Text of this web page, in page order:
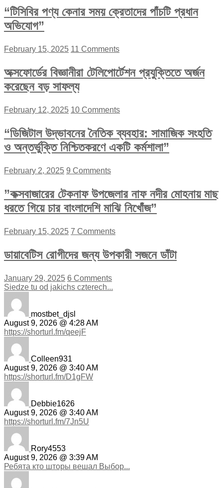
“টিসিবির পণ্য কেনার সময় ক্রেতাদের পাঁচটি প্রধান
অভিযোগ”
February 15, 2025 11 Comments
অক্সফোর্ডের বিজ্ঞানীরা টেলিপোর্টেশন প্রযুক্তিতে অর্জন
করেছেন বড় সাফল্য
February 12, 2025 10 Comments
“ডিজিটাল উদ্ভাবনের নৈতিক ব্যবহার: সামাজিক সংহতি
ও অন্তর্ভুক্তি নিশ্চিতকরণে একটি কর্মশালা”
February 2, 2025 9 Comments
”কক্সবাজারের টেকনাফ উপজেলার নাফ নদীর মোহনায় মাছ
ধরতে গিয়ে চার বাংলাদেশি মাঝি নিখোঁজ”
February 15, 2025 7 Comments
ডায়াবেটিস রোগীদের জন্য উপকারী সজনে ডাঁটা
January 29, 2025 6 Comments
Siedze tu od jakichs czterech...
mostbet_djsl
August 9, 2026 @ 4:28 AM
https://shorturl.fm/qeejF
Colleen931
August 9, 2026 @ 3:40 AM
https://shorturl.fm/D1gFW
Debbie1626
August 9, 2026 @ 3:40 AM
https://shorturl.fm/7Jn5U
Rory4553
August 9, 2026 @ 3:39 AM
Ребята кто шторы вешал Выбор...